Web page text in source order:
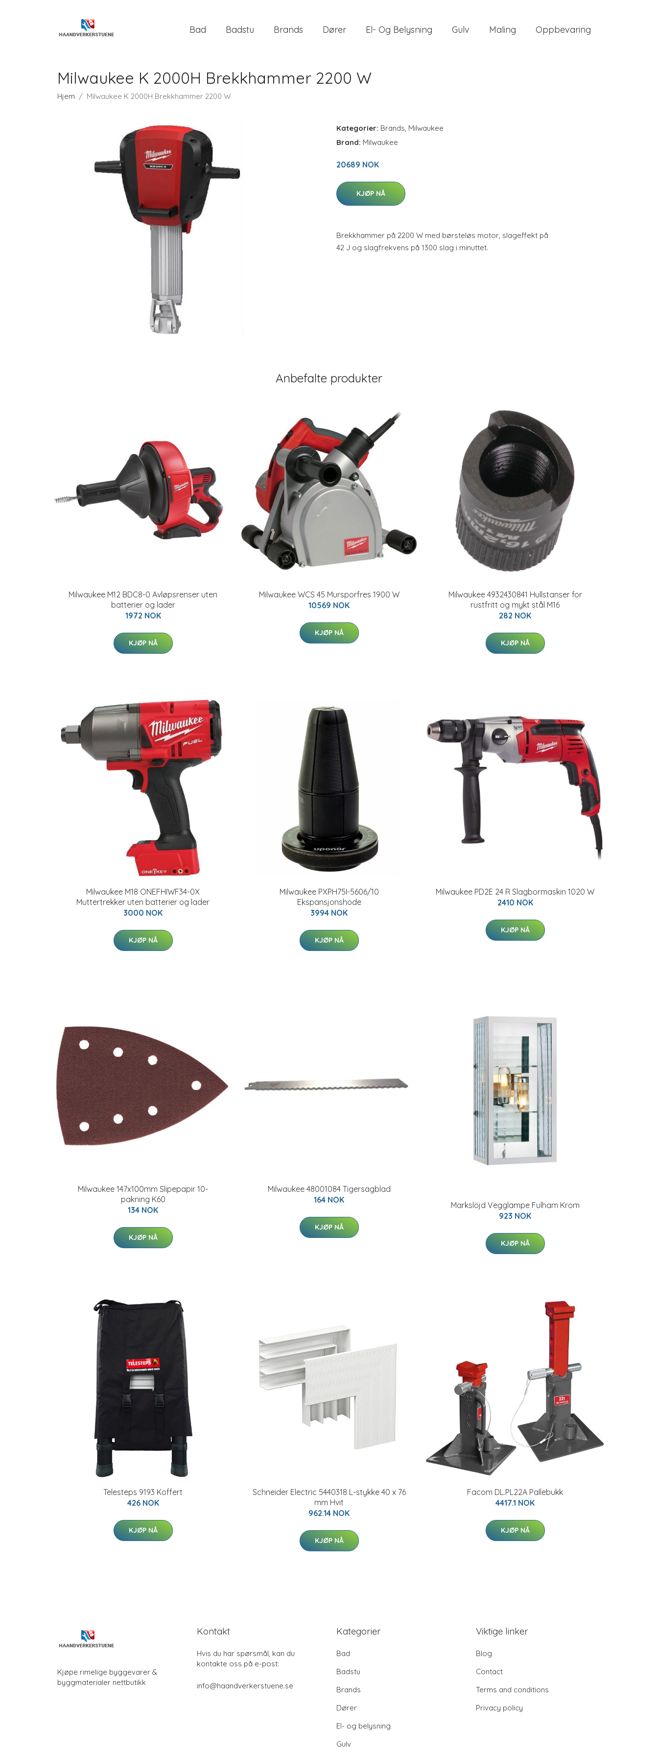
Bad Badstu Brands Dører El- Og Belysning Gulv Maling Oppbevaring
Milwaukee K 2000H Brekkhammer 2200 W
Hjem Milwaukee K 2000H Brekkhammer 2200 W
Kategorier: Brands, Milwaukee
Brand: Milwaukee
20689 NOK
KJØP NÅ
Brekkhammer på 2200 W med børsteløs motor, slageffekt på
42 J og slagfrekvens på 1300 slag i minuttet.
Anbefalte produkter
Milwaukee M12 BDC8-0 Avløpsrenser uten
batterier og lader
1972 NOK
KJØP NÅ
Milwaukee WCS 45 Mursporfres 1900 W
10569 NOK
KJØP NÅ
Milwaukee 4932430841 Hullstanser for
rustfritt og mykt stål M16
282 NOK
KJØP NÅ
Milwaukee M18 ONEFHIWF34-0X
Muttertrekker uten batterier og lader
3000 NOK
KJØP NÅ
Milwaukee PXPH75I-5606/10
Ekspansjonshode
3994 NOK
KJØP NÅ
Milwaukee PD2E 24 R Slagbormaskin 1020 W
2410 NOK
KJØP NÅ
Milwaukee 147x100mm Slipepapir 10-
pakning K60
134 NOK
KJØP NÅ
Milwaukee 48001084 Tigersagblad
164 NOK
KJØP NÅ
Markslöjd Vegglampe Fulham Krom
923 NOK
KJØP NÅ
Telesteps 9193 Koffert
426 NOK
KJØP NÅ
Schneider Electric 5440318 L-stykke 40 x 76
mm Hvit
962.14 NOK
KJØP NÅ
Facom DL.PL22A Pallebukk
4417.1 NOK
KJØP NÅ
Kjøpe rimelige byggevarer &
byggmaterialer nettbutikk
Kontakt
Hvis du har spørsmål, kan du
kontakte oss på e-post:
info@haandverkerstuene.se
Kategorier
Bad
Badstu
Brands
Dører
El- og belysning
Gulv
Viktige linker
Blog
Contact
Terms and conditions
Privacy policy